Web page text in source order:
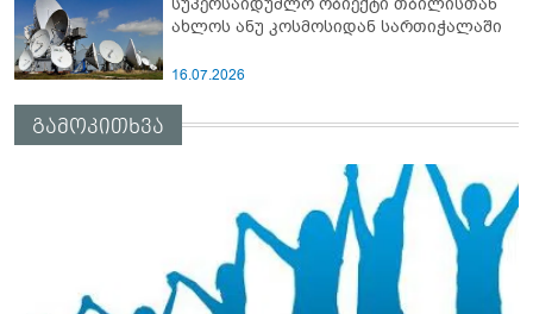
ახლოს ანუ კოსმოსიდან სართიჭალაში
16.07.2026
გამოკითხვა